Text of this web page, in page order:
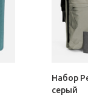
Набор
серый